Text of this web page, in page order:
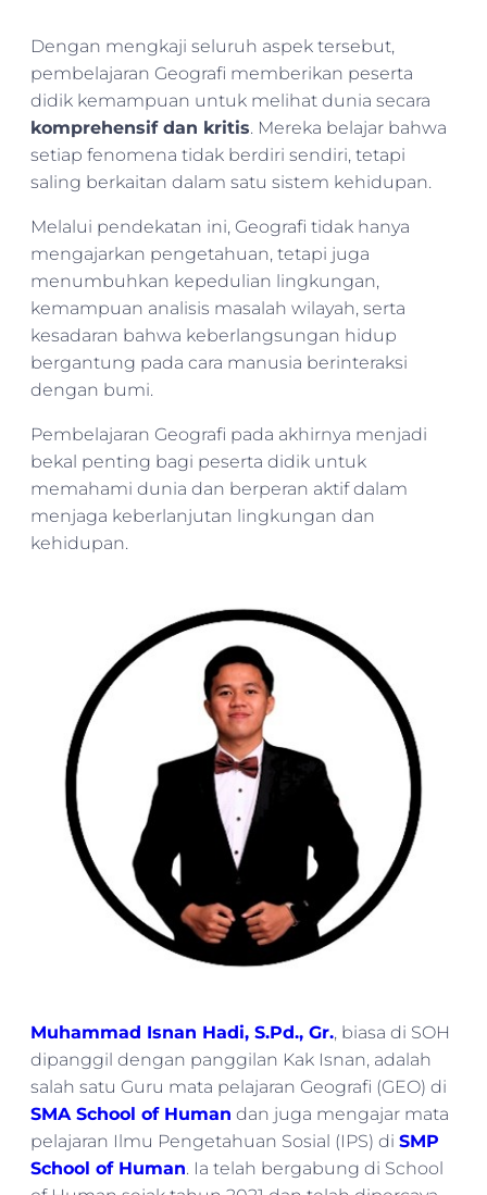
Dengan mengkaji seluruh aspek tersebut,
pembelajaran Geografi memberikan peserta
didik kemampuan untuk melihat dunia secara
komprehensif dan kritis. Mereka belajar bahwa
setiap fenomena tidak berdiri sendiri, tetapi
saling berkaitan dalam satu sistem kehidupan.
Melalui pendekatan ini, Geografi tidak hanya
mengajarkan pengetahuan, tetapi juga
menumbuhkan kepedulian lingkungan,
kemampuan analisis masalah wilayah, serta
kesadaran bahwa keberlangsungan hidup
bergantung pada cara manusia berinteraksi
dengan bumi.
Pembelajaran Geografi pada akhirnya menjadi
bekal penting bagi peserta didik untuk
memahami dunia dan berperan aktif dalam
menjaga keberlanjutan lingkungan dan
kehidupan.
Muhammad Isnan Hadi, S.Pd., Gr., biasa di SOH
dipanggil dengan panggilan Kak Isnan, adalah
salah satu Guru mata pelajaran Geografi (GEO) di
SMA School of Human dan juga mengajar mata
pelajaran Ilmu Pengetahuan Sosial (IPS) di SMP
School of Human. Ia telah bergabung di School